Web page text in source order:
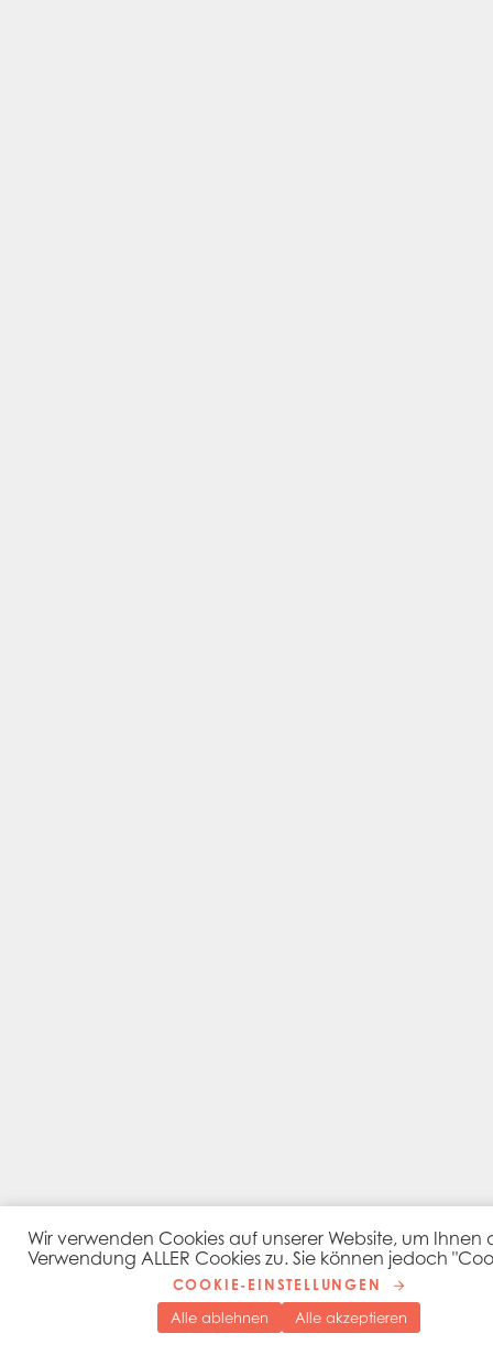
Wir verwenden Cookies auf unserer Website, um
Verwendung ALLER Cookies zu. Sie können jedoch
COOKIE-EINSTELLUNGEN
Alle ablehnen
Alle akzeptieren